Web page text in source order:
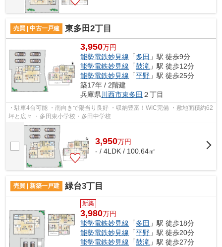
売買 | 中古一戸建 東多田2丁目
3,950万円
能勢電鉄妙見線 「多田 」駅 徒歩9分
能勢電鉄妙見線 「鼓滝 」駅 徒歩12分
能勢電鉄妙見線 「平野 」駅 徒歩25分
築17年 / 2階建
兵庫県川西市東多田 ２丁目
・駐車4台可能 ・南向きで陽当り良好 ・収納豊富！WIC完備 ・敷地面積約62
坪と広々 ・多田東小学校・多田中学校
3,950万円
- / 4LDK / 100.64㎡
売買 | 新築一戸建 緑台3丁目
新築
3,980万円
能勢電鉄妙見線 「多田 」駅 徒歩18分
能勢電鉄妙見線 「平野 」駅 徒歩20分
能勢電鉄妙見線 「鼓滝 」駅 徒歩27分